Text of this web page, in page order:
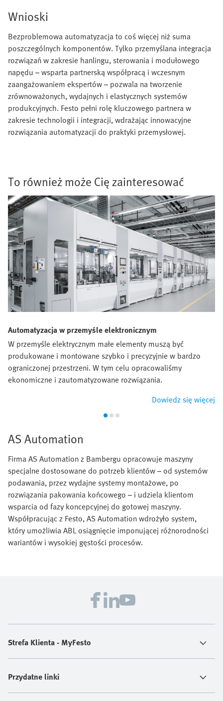
Wnioski
Bezproblemowa automatyzacja to coś więcej niż suma
poszczególnych komponentów. Tylko przemyślana integracja
rozwiązań w zakresie hanlingu, sterowania i modułowego
napędu – wsparta partnerską współpracą i wczesnym
zaangażowaniem ekspertów – pozwala na tworzenie
zrównoważonych, wydajnych i elastycznych systemów
produkcyjnych. Festo pełni rolę kluczowego partnera w
zakresie technologii i integracji, wdrażając innowacyjne
rozwiązania automatyzacji do praktyki przemysłowej.
To również może Cię zainteresować
Automatyzacja w przemyśle elektronicznym
W przemyśle elektrycznym małe elementy muszą być
produkowane i montowane szybko i precyzyjnie w bardzo
ograniczonej przestrzeni. W tym celu opracowaliśmy
ekonomiczne i zautomatyzowane rozwiązania.
Dowiedz się więcej
AS Automation
Firma AS Automation z Bambergu opracowuje maszyny
specjalne dostosowane do potrzeb klientów – od systemów
podawania, przez wydajne systemy montażowe, po
rozwiązania pakowania końcowego – i udziela klientom
wsparcia od fazy koncepcyjnej do gotowej maszyny.
Współpracując z Festo, AS Automation wdrożyło system,
który umożliwia ABL osiągnięcie imponującej różnorodności
wariantów i wysokiej gęstości procesów.
Strefa Klienta - MyFesto
Przydatne linki